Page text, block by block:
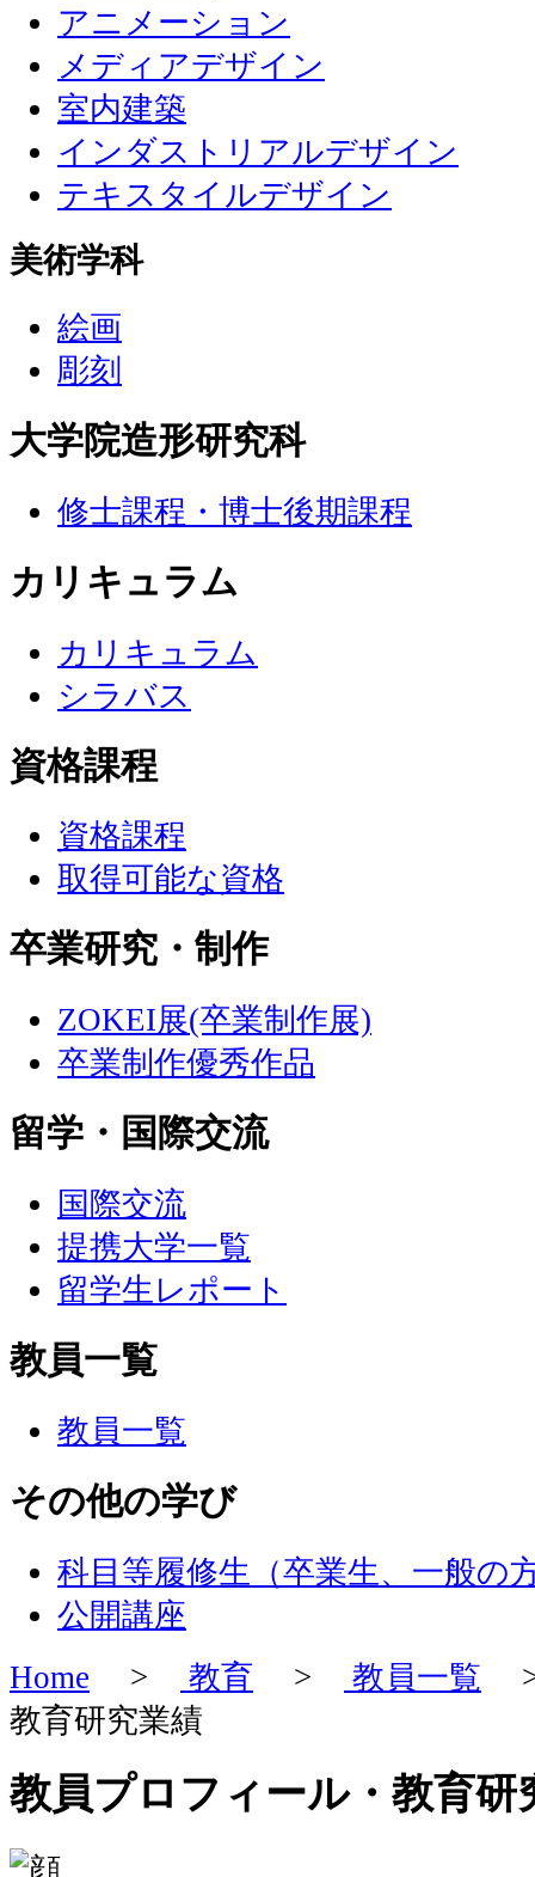
アニメーション
メディアデザイン
室内建築
インダストリアルデザイン
テキスタイルデザイン
美術学科
絵画
彫刻
大学院造形研究科
修士課程・博士後期課程
カリキュラム
カリキュラム
シラバス
資格課程
資格課程
取得可能な資格
卒業研究・制作
ZOKEI展(卒業制作展)
卒業制作優秀作品
留学・国際交流
国際交流
提携大学一覧
留学生レポート
教員一覧
教員一覧
その他の学び
科目等履修生（卒業生、一般の
公開講座
Home > 教育 > 教員一覧 >
教育研究業績
教員プロフィール・教育研